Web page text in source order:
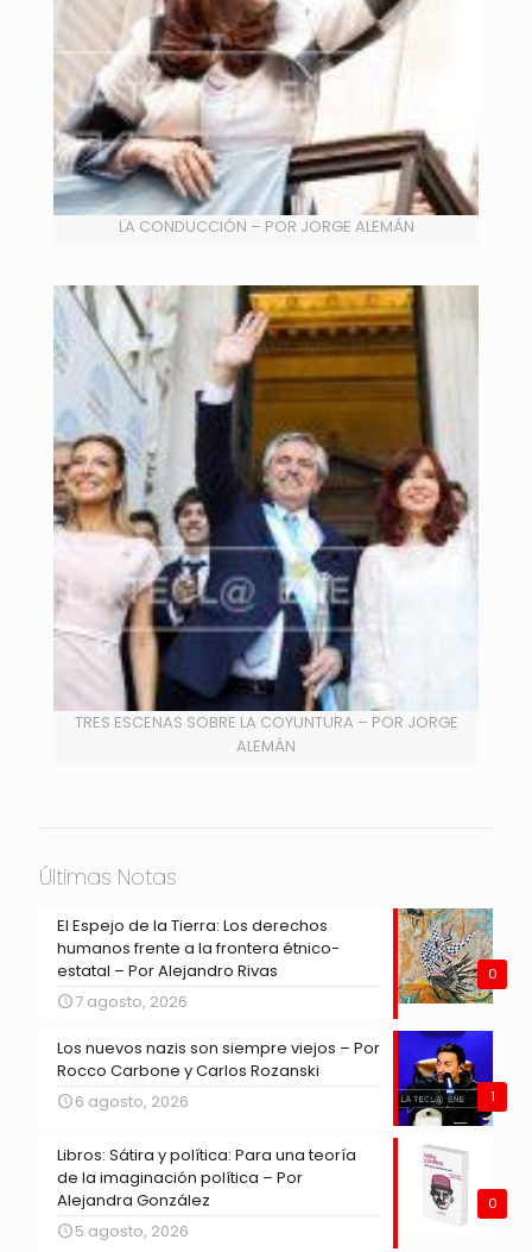
LA CONDUCCIÓN – POR JORGE ALEMÁN
TRES ESCENAS SOBRE LA COYUNTURA – POR JORGE
ALEMÁN
Últimas Notas
0
El Espejo de la Tierra: Los derechos
humanos frente a la frontera étnico-
estatal – Por Alejandro Rivas
7 agosto, 2026
1
Los nuevos nazis son siempre viejos – Por
Rocco Carbone y Carlos Rozanski
6 agosto, 2026
0
Libros: Sátira y política: Para una teoría
de la imaginación política – Por
Alejandra González
5 agosto, 2026